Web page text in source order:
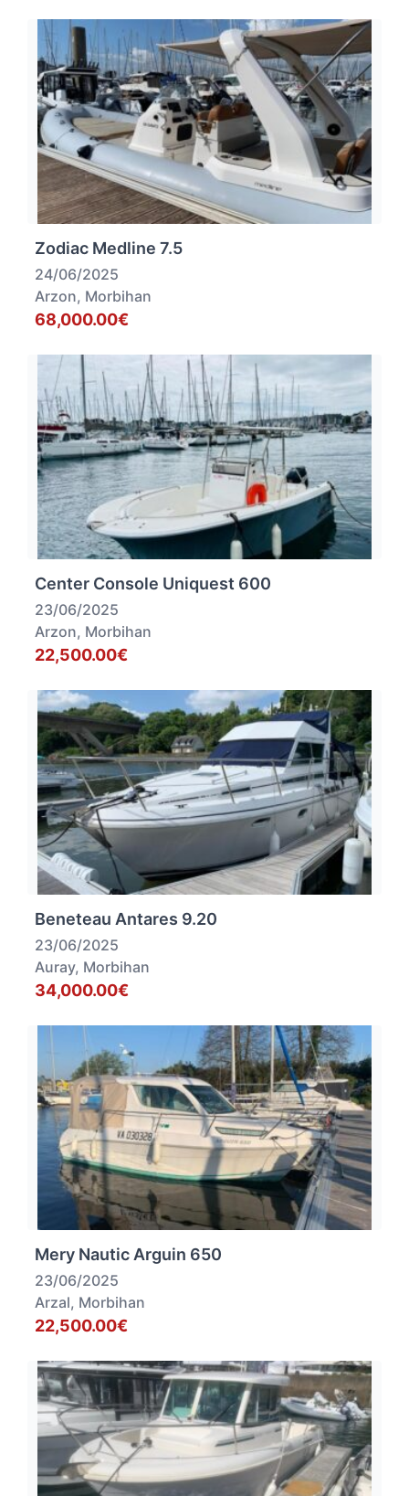
Zodiac Medline 7.5
24/06/2025
Arzon, Morbihan
68,000.00€
Center Console Uniquest 600
23/06/2025
Arzon, Morbihan
22,500.00€
Beneteau Antares 9.20
23/06/2025
Auray, Morbihan
34,000.00€
Mery Nautic Arguin 650
23/06/2025
Arzal, Morbihan
22,500.00€